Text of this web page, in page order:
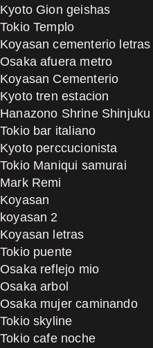
Kyoto Gion geishas
Tokio Templo
Koyasan cementerio letras
Osaka afuera metro
Koyasan Cementerio
Kyoto tren estacion
Hanazono Shrine Shinjuku
Tokio bar italiano
Kyoto perccucionista
Tokio Maniqui samurai
Mark Remi
Koyasan
koyasan 2
Koyasan letras
Tokio puente
Osaka reflejo mio
Osaka arbol
Osaka mujer caminando
Tokio skyline
Tokio cafe noche